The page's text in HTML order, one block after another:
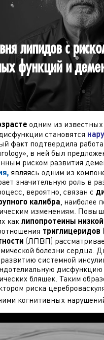
липидов с
функций и
одним из
становятся
факт подтвердила работа
в ней был
риском развития
являясь одним из
значительную роль в
вероятно, связан с
калибра, наиболее
изменениям.
как липопротеины
триглицеридов
(ЛПВП)
болезни сердца.
системной
бляшек. Таким
риска
когнитивных